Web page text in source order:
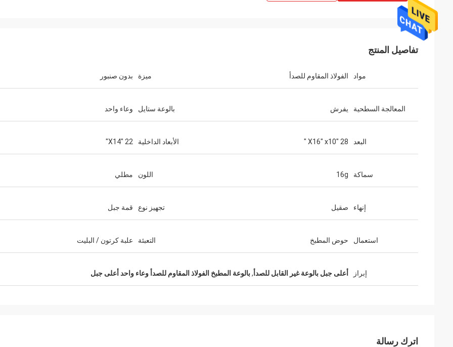
تفاصيل المنتج
مواد الفولاذ المقاوم للصدأ ميزة بدون صنبور
المعالجة السطحية يفرش بالوعة ستايل وعاء واحد
البعد 28 "X16" x10 " الأبعاد الداخلية 22 "X14"
سماكة 16g اللون مطلي
إنهاء صقيل تجهيز نوع قمة جبل
استعمال حوض المطبخ التعبئة علبة كرتون / البليت
إبراز أعلى جبل بالوعة غير القابل للصدأ ,بالوعة المطبخ الفولاذ المقاوم للصدأ وعاء واحد أعلى جبل
اترك رسالة